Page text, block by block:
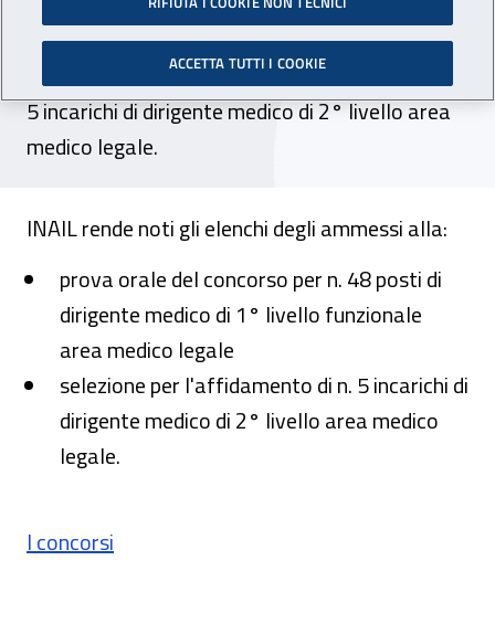
dirigente medico di 1° livello funzionale area
medico legale - selezione per l'affidamento di n.
5 incarichi di dirigente medico di 2° livello area
medico legale.
INAIL rende noti gli elenchi degli ammessi alla:
prova orale del concorso per n. 48 posti di
dirigente medico di 1° livello funzionale
area medico legale
selezione per l'affidamento di n. 5 incarichi di
dirigente medico di 2° livello area medico
legale.
I concorsi
ACCETTA TUTTI I COOKIE